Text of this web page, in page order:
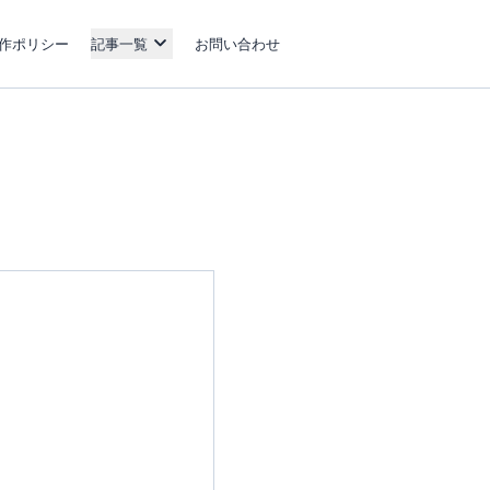
ポリシー 記事一覧 お問い合わせ